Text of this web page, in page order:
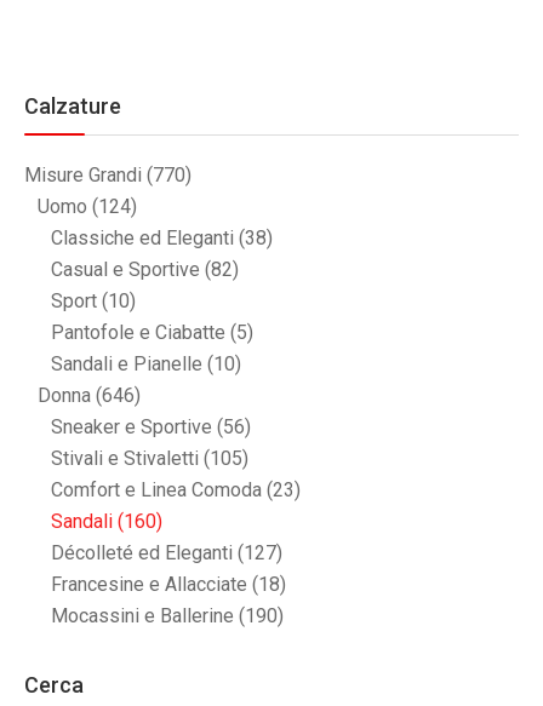
Calzature
Misure Grandi (770)
Uomo (124)
Classiche ed Eleganti (38)
Casual e Sportive (82)
Sport (10)
Pantofole e Ciabatte (5)
Sandali e Pianelle (10)
Donna (646)
Sneaker e Sportive (56)
Stivali e Stivaletti (105)
Comfort e Linea Comoda (23)
Sandali (160)
Décolleté ed Eleganti (127)
Francesine e Allacciate (18)
Mocassini e Ballerine (190)
Cerca